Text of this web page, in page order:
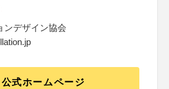
ンデザイン協会
公式ホームページ